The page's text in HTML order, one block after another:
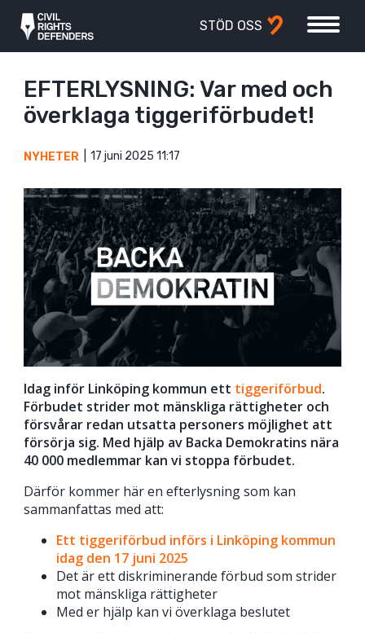
STÖD OSS
EFTERLYSNING: Var med och
överklaga tiggeriförbudet!
NYHETER 17 juni 2025 11:17
Idag inför Linköping kommun ett tiggeriförbud.
Förbudet strider mot mänskliga rättigheter och
försvårar redan utsatta personers möjlighet att
försörja sig. Med hjälp av Backa Demokratins nära
40 000 medlemmar kan vi stoppa förbudet.
Därför kommer här en efterlysning som kan
sammanfattas med att:
Ett tiggeriförbud införs i Linköping kommun
idag den 17 juni 2025
Det är ett diskriminerande förbud som strider
mot mänskliga rättigheter
Med er hjälp kan vi överklaga beslutet